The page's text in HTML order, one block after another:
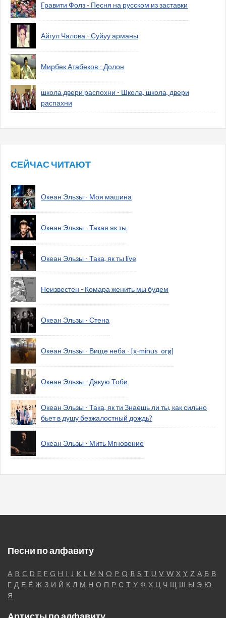
Гравити Фолз - Песня на русском из заставки
Айгул Чалова - Суйуу арманы
Мирбек Атабеков - Долон
школа двери распохни - Школа, школа, двери
распахни
СЕЙЧАС ЧИТАЮТ
Океан Эльзы - Моя машина
Океан Эльзы - Такая як ты
Океан Эльзы - Така, як ты live
Неизвестен - Комара женить мы будем
Океан Эльзы - Стена
Океан Эльзы - Вище неба - [x-minus_org]
Океан Эльзы - Дякую Тоби
Океан Эльзы - Така, як ти Знаешь ли ты, как сильно
бьет в душу безжалостный дождь?
Океан Эльзы - Мить Мгновение
Песни по алфавиту
A B C D E F G H I J K L M N O P Q R S T U V W X Y Z А Б В
Г Д Е Ё Ж З И Й К Л М Н О П Р С Т У Ф Х Ц Ч Щ Ш Ы Э Ю
Я